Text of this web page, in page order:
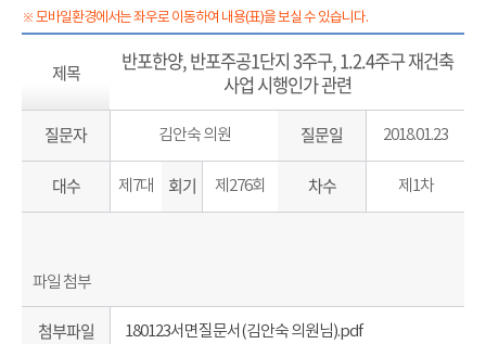
※ 모바일환경에서는 좌우로 이동하여 내용(표)을 보실 수 있습니다.
제목
반포한양, 반포주공1단지 3주구, 1.2.4주구 재건축
사업 시행인가 관련
질문자 김안숙 의원 질문일 2018.01.23
대수 제7대 회기 제276회 차수 제1차
첨부파일 180123서면질문서(김안숙 의원님).pdf